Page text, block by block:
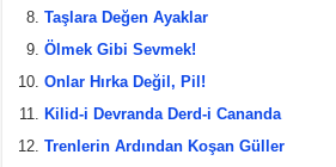
Taşlara Değen Ayaklar
Ölmek Gibi Sevmek!
Onlar Hırka Değil, Pil!
Kilid-i Devranda Derd-i Cananda
Trenlerin Ardından Koşan Güller